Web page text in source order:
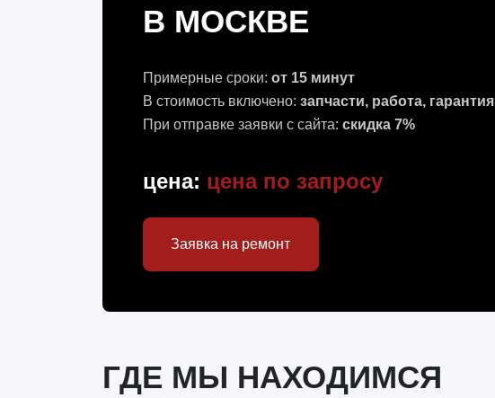
В МОСКВЕ
Примерные сроки: от 15 минут
В стоимость включено: запчасти, работа, гарантия
При отправке заявки с сайта: скидка 7%
цена: цена по запросу
Заявка на ремонт
ГДЕ МЫ НАХОДИМСЯ